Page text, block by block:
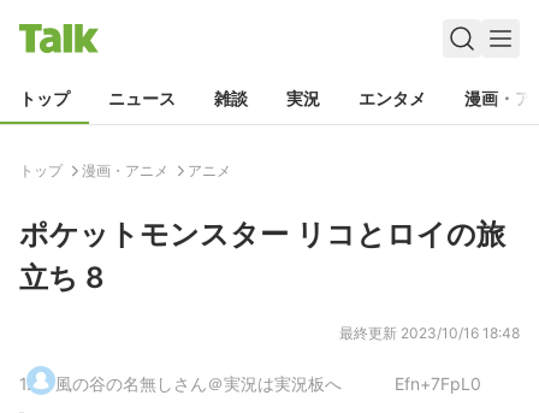
トップ ニュース 雑談 実況 エンタメ 漫画・ア
トップ 漫画・アニメ アニメ
ポケットモンスター リコとロイの旅
立ち 8
最終更新 2023/10/16 18:48
1. 風の谷の名無しさん＠実況は実況板へ Efn+7FpL0